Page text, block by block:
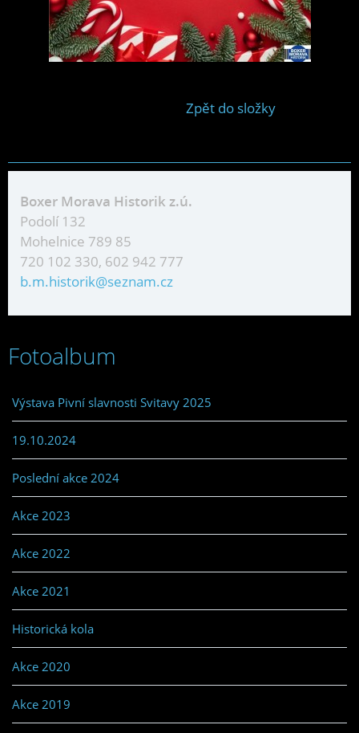
Zpět do složky
Boxer Morava Historik z.ú.
Podolí 132
Mohelnice 789 85
720 102 330, 602 942 777
b.m.historik@seznam.cz
Fotoalbum
Výstava Pivní slavnosti Svitavy 2025
19.10.2024
Poslední akce 2024
Akce 2023
Akce 2022
Akce 2021
Historická kola
Akce 2020
Akce 2019